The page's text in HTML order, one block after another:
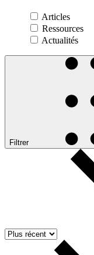
Articles
Ressources
Actualités
Filtrer